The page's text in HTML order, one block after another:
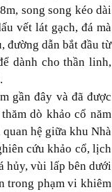
song song kéo dài
vết lát gạch, đá mà
đường dẫn bắt đầu từ
dành cho thần linh,
gần đây và đã được
dò khảo cổ năm
hệ giữa khu Nhà
cứu khảo cổ, lịch
hủy, vùi lấp bên dưới
trong phạm vi khiêm